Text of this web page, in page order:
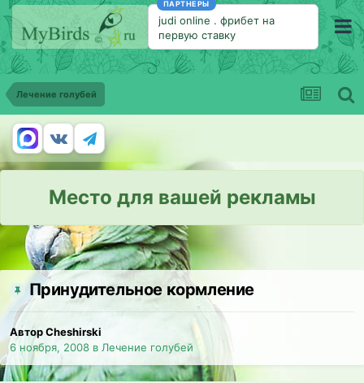
ПАРТНЕРЫ
judi online . фрибет на
первую ставку
Лечение голубей
Место для вашей рекламы
Принудительное кормление
Автор Cheshirski
6 ноября, 2008 в Лечение голубей